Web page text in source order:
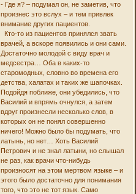
- Где я? – подумал он, не заметив, что
произнес это вслух – и тем привлек
внимание других пациентов.
Кто-то из пациентов принялся звать
врачей, а вскоре появились и они сами.
Достаточно молодой с виду врач и
медсестра… Оба в каких-то
старомодных, словно во времена его
детства, халатах и таких же шапочках.
Подойдя поближе, они убедились, что
Василий и впрямь очнулся, а затем
вдруг произнесли несколько слов, в
которых он не понял совершенно
ничего! Можно было бы подумать, что
латынь, но нет… Хоть Василий
Петрович и не знал латыни, но слышал
не раз, как врачи что-нибудь
произносят на этом мертвом языке – и
этого было достаточно для понимания
того, что это не тот язык. Само